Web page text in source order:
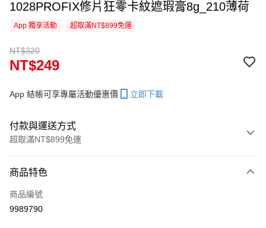
1028PROFIX修片狂零卡紋遮瑕膏8g_210薄荷
App 獨享活動 超取滿NT$899免運
NT$320
NT$249
App 結帳可享專屬活動優惠價 立即下載
付款與運送方式
超取滿NT$899免運
信用卡一次付款
信用卡分期付款
商品特色
商品編號
9989790